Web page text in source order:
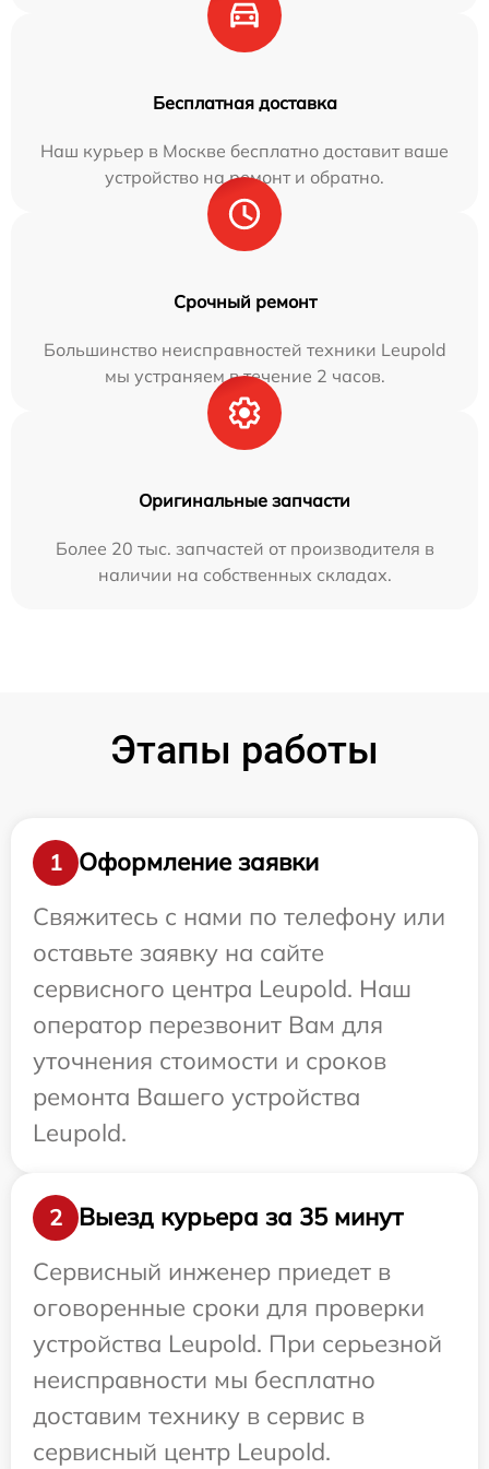
Бесплатная доставка
Наш курьер в Москве бесплатно доставит ваше
устройство на ремонт и обратно.
Срочный ремонт
Большинство неисправностей техники Leupold
мы устраняем в течение 2 часов.
Оригинальные запчасти
Более 20 тыс. запчастей от производителя в
наличии на собственных складах.
Этапы работы
1
Оформление заявки
Свяжитесь с нами по телефону или
оставьте заявку на сайте
сервисного центра Leupold. Наш
оператор перезвонит Вам для
уточнения стоимости и сроков
ремонта Вашего устройства
Leupold.
2
Выезд курьера за 35 минут
Сервисный инженер приедет в
оговоренные сроки для проверки
устройства Leupold. При серьезной
неисправности мы бесплатно
доставим технику в сервис в
сервисный центр Leupold.